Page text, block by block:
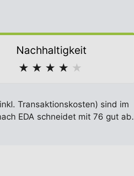
Nachhaltigkeit
★ ★ ★ ★ ★
Transaktionskosten) sind im
EDA schneidet mit 76 gut ab.